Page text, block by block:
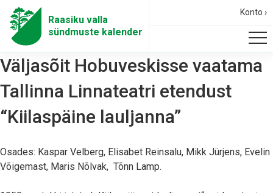
Raasiku valla
sündmuste kalender
Konto ›
Väljasõit Hobuveskisse vaatama
Tallinna Linnateatri etendust
“Kiilaspäine lauljanna”
Osades: Kaspar Velberg, Elisabet Reinsalu, Mikk Jürjens, Evelin
Võigemast, Maris Nõlvak, Tõnn Lamp.